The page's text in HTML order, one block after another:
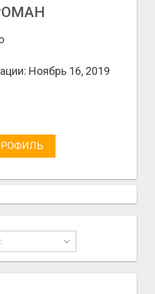
Ноябрь 16, 2019